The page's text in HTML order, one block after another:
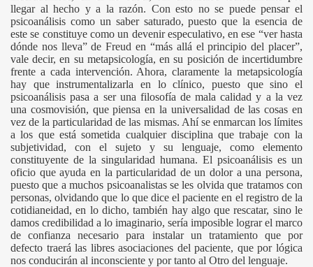
llegar al hecho y a la razón. Con esto no se puede pensar el
psicoanálisis como un saber saturado, puesto que la esencia de
este se constituye como un devenir especulativo, en ese “ver hasta
dónde nos lleva” de Freud en “más allá el principio del placer”,
vale decir, en su metapsicología, en su posición de incertidumbre
frente a cada intervención. Ahora, claramente la metapsicología
hay que instrumentalizarla en lo clínico, puesto que sino el
psicoanálisis pasa a ser una filosofía de mala calidad y a la vez
una cosmovisión, que piensa en la universalidad de las cosas en
vez de la particularidad de las mismas. Ahí se enmarcan los límites
a los que está sometida cualquier disciplina que trabaje con la
subjetividad, con el sujeto y su lenguaje, como elemento
constituyente de la singularidad humana. El psicoanálisis es un
oficio que ayuda en la particularidad de un dolor a una persona,
puesto que a muchos psicoanalistas se les olvida que tratamos con
personas, olvidando que lo que dice el paciente en el registro de la
cotidianeidad, en lo dicho, también hay algo que rescatar, sino le
damos credibilidad a lo imaginario, sería imposible lograr el marco
de confianza necesario para instalar un tratamiento que por
defecto traerá las libres asociaciones del paciente, que por lógica
nos conducirán al inconsciente y por tanto al Otro del lenguaje.